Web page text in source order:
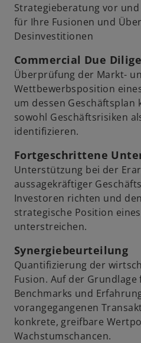
Strategieberatung vor
für Ihre Fusionen und
Desinvestitionen
Commercial Due
Überprüfung der Markt-
Wettbewerbsposition
um dessen
sowohl Geschäftsrisiken
identifizieren.
Fortgeschrittene
Unterstützung bei der
aussagekräftiger
Investoren richten und
strategische Position
unterstreichen.
Synergiebeurteilung
Quantifizierung der
Fusion. Auf der
Benchmarks und
vorangegangenen
konkrete, greifbare
Wachstumschancen.